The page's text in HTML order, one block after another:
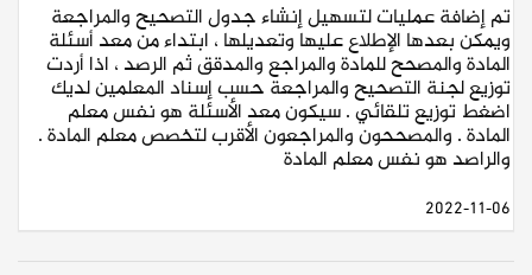
تم إضافة عمليات لتسهيل إنشاء جدول التصحيح والمراجعة
ويمكن بعدها الإطلاع عليها وتعديلها ، ابتداء من معد أسئلة
المادة والمصحح للمادة والمراجع والمدقق ثم الرصد ، اذا أردت
توزيع لجنة التصحيح والمراجعة حسب إسناد المعلمين لديك
اضغط توزيع تلقائي . سيكون معد الأسئلة هو نفس معلم
المادة . والمصححون والمراجعون الأقرب لتخصص معلم المادة .
والراصد هو نفس معلم المادة
2022-11-06